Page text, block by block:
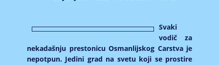
Svaki
vodič za
nekadašnju prestonicu Osmanlijskog Carstva je
nepotpun. Jedini grad na svetu koji se prostire